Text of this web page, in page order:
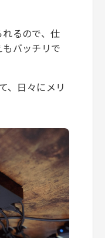
るので、仕
バッチリで
、日々にメリ